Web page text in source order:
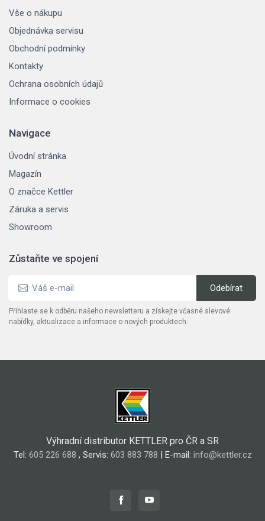
Vše o nákupu
Objednávka servisu
Obchodní podmínky
Kontakty
Ochrana osobních údajů
Informace o cookies
Navigace
Úvodní stránka
Magazín
O značce Kettler
Záruka a servis
Showroom
Zůstaňte ve spojení
Přihlaste se k odběru našeho newsletteru a získejte včasné slevové
nabídky, aktualizace a informace o nových produktech.
Výhradní distributor KETTLER pro ČR a SR
Tel: 605 226 688 , Servis: 603 883 788 | E-mail: info@kettler.cz